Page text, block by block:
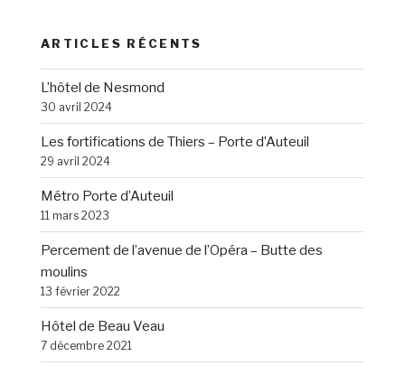
ARTICLES RÉCENTS
L’hôtel de Nesmond
30 avril 2024
Les fortifications de Thiers – Porte d’Auteuil
29 avril 2024
Métro Porte d’Auteuil
11 mars 2023
Percement de l’avenue de l’Opéra – Butte des
moulins
13 février 2022
Hôtel de Beau Veau
7 décembre 2021